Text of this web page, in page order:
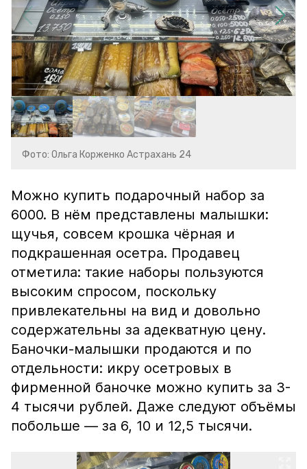
Фото: Ольга Корженко Астрахань 24
Можно купить подарочный набор за
6000. В нём представлены малышки:
щучья, совсем крошка чёрная и
подкрашенная осетра. Продавец
отметила: такие наборы пользуются
высоким спросом, поскольку
привлекательны на вид и довольно
содержательны за адекватную цену.
Баночки-малышки продаются и по
отдельности: икру осетровых в
фирменной баночке можно купить за 3-
4 тысячи рублей. Даже следуют объёмы
побольше — за 6, 10 и 12,5 тысячи.